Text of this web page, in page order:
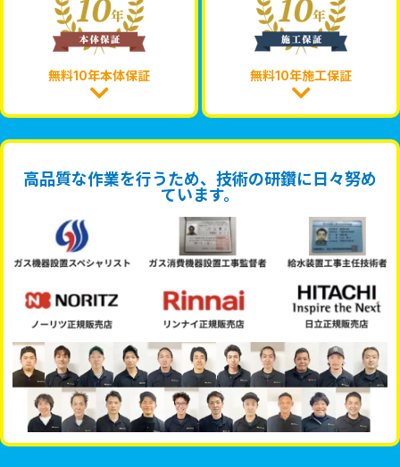
無料10年本体保証 無料10年施工保証
高品質な作業を行うため、技術の研鑽に日々努め
ています。